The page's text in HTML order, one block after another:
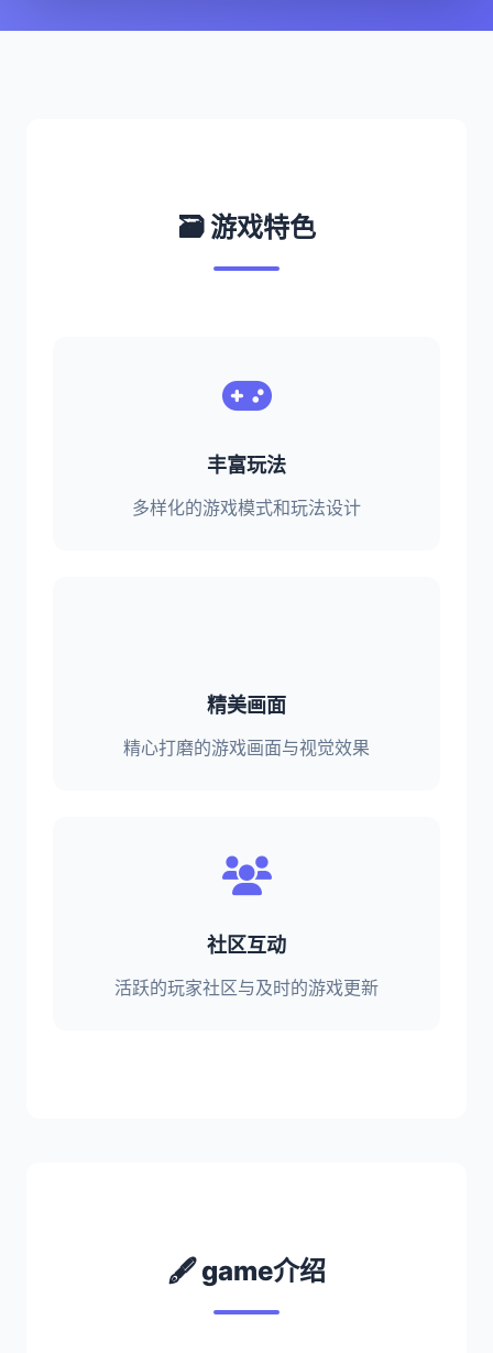
🗃️ 游戏特色
丰富玩法
多样化的游戏模式和玩法设计
精美画面
精心打磨的游戏画面与视觉效果
社区互动
活跃的玩家社区与及时的游戏更新
🖋️ game介绍